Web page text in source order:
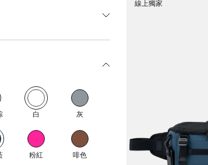
白 灰
粉紅 啡色
線上獨家